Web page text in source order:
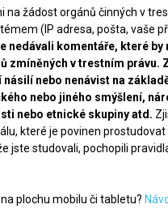
na žádost orgánů činných v
(IP adresa, pošta, vaše
nedávali komentáře, které
zmíněných v trestním právu.
nebo nenávist na
nebo jiného smýšlení,
nebo etnické skupiny atd.
které je povinen
jste studovali, pochopili
plochu mobilu či tabletu?